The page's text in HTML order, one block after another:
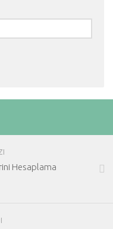
Hesaplama